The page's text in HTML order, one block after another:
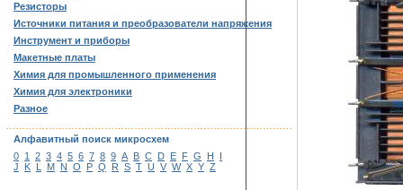
Резисторы
Источники питания и преобразователи напряжения
Инструмент и приборы
Макетные платы
Химия для промышленного применения
Химия для электроники
Разное
Алфавитный поиск микросхем
0 1 2 3 4 5 6 7 8 9 A B C D E F G H
I
J
K L M N O P Q R S T U V W X Y Z